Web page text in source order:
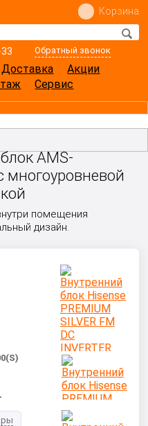
Обратный звонок
Корзина
Доставка
Акции
Сервис
AMS-
многоуровневой
помещения
дизайн.